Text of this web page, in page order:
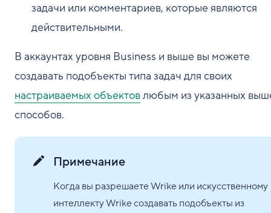
задачи или комментариев, которые являются
действительными.
В аккаунтах уровня Business и выше вы можете
создавать подобъекты типа задач для своих
настраиваемых объектовлюбым из указанных
способов.
Примечание
Когда вы разрешаете Wrike или искусственному
интеллекту Wrike создавать подобъекты из